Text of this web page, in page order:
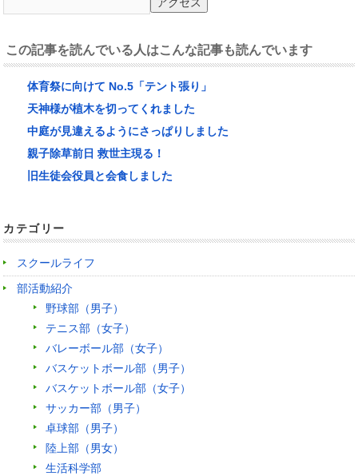
この記事を読んでいる人はこんな記事も読んでいます
体育祭に向けて No.5「テント張り」
天神様が植木を切ってくれました
中庭が見違えるようにさっぱりしました
親子除草前日 救世主現る！
旧生徒会役員と会食しました
カテゴリー
スクールライフ
部活動紹介
野球部（男子）
テニス部（女子）
バレーボール部（女子）
バスケットボール部（男子）
バスケットボール部（女子）
サッカー部（男子）
卓球部（男子）
陸上部（男女）
生活科学部